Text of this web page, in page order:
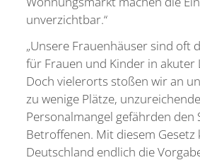
unverzichtbar.“
„Unsere Frauenhäuser sind oft
für Frauen und Kinder in akuter
Doch vielerorts stoßen wir an
zu wenige Plätze,
Personalmangel gefährden den
Betroffenen. Mit diesem Gesetz
Deutschland endlich die